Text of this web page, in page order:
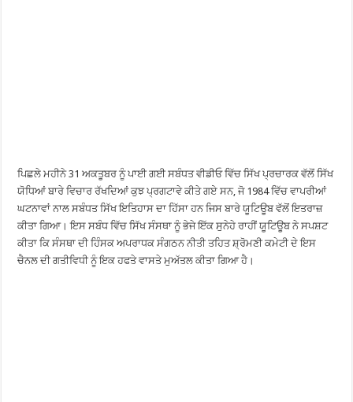
ਪਿਛਲੇ ਮਹੀਨੇ 31 ਅਕਤੂਬਰ ਨੂੰ ਪਾਈ ਗਈ ਸਬੰਧਤ ਵੀਡੀਓ ਵਿੱਚ ਸਿੱਖ ਪ੍ਰਚਾਰਕ ਵੱਲੋਂ ਸਿੱਖ
ਯੋਧਿਆਂ ਬਾਰੇ ਵਿਚਾਰ ਰੱਖਦਿਆਂ ਕੁਝ ਪ੍ਰਗਟਾਵੇ ਕੀਤੇ ਗਏ ਸਨ, ਜੋ 1984 ਵਿੱਚ ਵਾਪਰੀਆਂ
ਘਟਨਾਵਾਂ ਨਾਲ ਸਬੰਧਤ ਸਿੱਖ ਇਤਿਹਾਸ ਦਾ ਹਿੱਸਾ ਹਨ ਜਿਸ ਬਾਰੇ ਯੂਟਿਊਬ ਵੱਲੋਂ ਇਤਰਾਜ਼
ਕੀਤਾ ਗਿਆ। ਇਸ ਸਬੰਧ ਵਿੱਚ ਸਿੱਖ ਸੰਸਥਾ ਨੂੰ ਭੇਜੇ ਇੱਕ ਸੁਨੇਹੇ ਰਾਹੀਂ ਯੂਟਿਊਬ ਨੇ ਸਪਸ਼ਟ
ਕੀਤਾ ਕਿ ਸੰਸਥਾ ਦੀ ਹਿੰਸਕ ਅਪਰਾਧਕ ਸੰਗਠਨ ਨੀਤੀ ਤਹਿਤ ਸ਼੍ਰੋਮਣੀ ਕਮੇਟੀ ਦੇ ਇਸ
ਚੈਨਲ ਦੀ ਗਤੀਵਿਧੀ ਨੂੰ ਇਕ ਹਫਤੇ ਵਾਸਤੇ ਮੁਅੱਤਲ ਕੀਤਾ ਗਿਆ ਹੈ।